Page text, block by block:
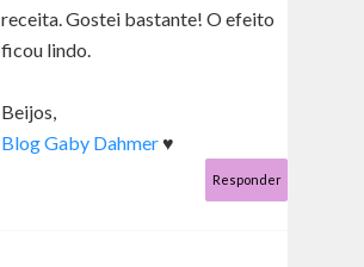
receita. Gostei bastante! O efeito
ficou lindo.
Beijos,
Blog Gaby Dahmer♥
Responder